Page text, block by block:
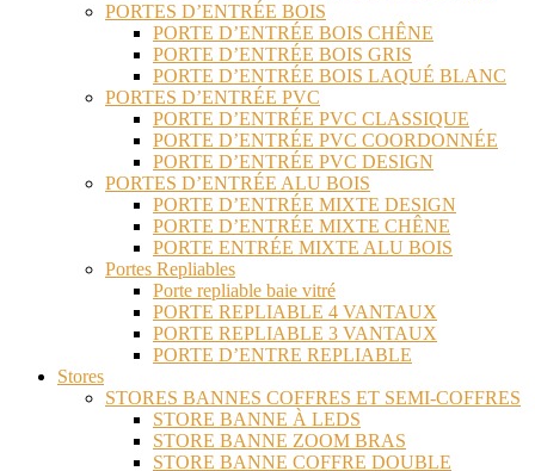
PORTES D’ENTRÉE BOIS
PORTE D’ENTRÉE BOIS CHÊNE
PORTE D’ENTRÉE BOIS GRIS
PORTE D’ENTRÉE BOIS LAQUÉ BLANC
PORTES D’ENTRÉE PVC
PORTE D’ENTRÉE PVC CLASSIQUE
PORTE D’ENTRÉE PVC COORDONNÉE
PORTE D’ENTRÉE PVC DESIGN
PORTES D’ENTRÉE ALU BOIS
PORTE D’ENTRÉE MIXTE DESIGN
PORTE D’ENTRÉE MIXTE CHÊNE
PORTE ENTRÉE MIXTE ALU BOIS
Portes Repliables
Porte repliable baie vitré
PORTE REPLIABLE 4 VANTAUX
PORTE REPLIABLE 3 VANTAUX
PORTE D’ENTRE REPLIABLE
Stores
STORES BANNES COFFRES ET SEMI-COFFRES
STORE BANNE À LEDS
STORE BANNE ZOOM BRAS
STORE BANNE COFFRE DOUBLE